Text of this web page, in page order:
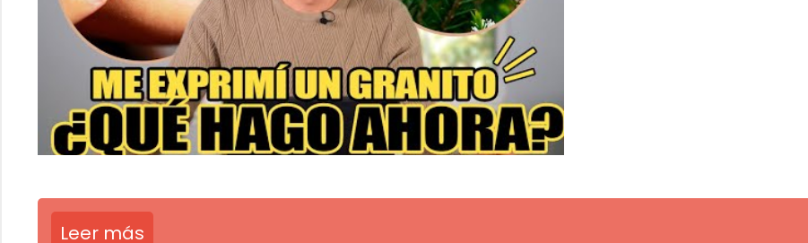
Leer más